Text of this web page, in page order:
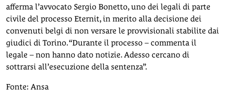
afferma l’avvocato Sergio Bonetto, uno dei legali di parte
civile del processo Eternit, in merito alla decisione dei
convenuti belgi di non versare le provvisionali stabilite dai
giudici di Torino. “Durante il processo – commenta il
legale – non hanno dato notizie. Adesso cercano di
sottrarsi all’esecuzione della sentenza”.
Fonte: Ansa